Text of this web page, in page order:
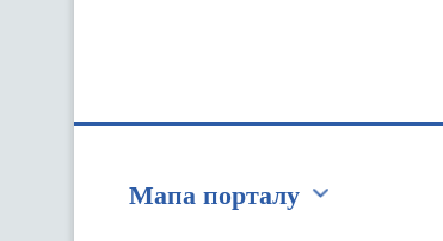
Мапа порталу